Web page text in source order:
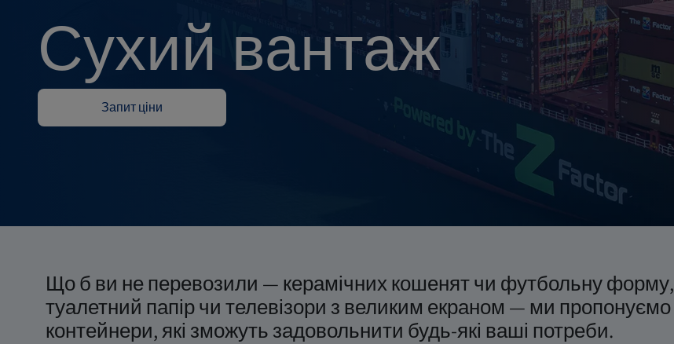
Сухий вантаж
Що б ви не перевозили — керамічних кошенят чи футбольну форму,
туалетний папір чи телевізори з великим екраном — ми пропонуємо
контейнери, які зможуть задовольнити будь-які ваші потреби.